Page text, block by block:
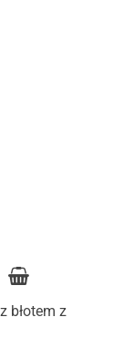
błotem z